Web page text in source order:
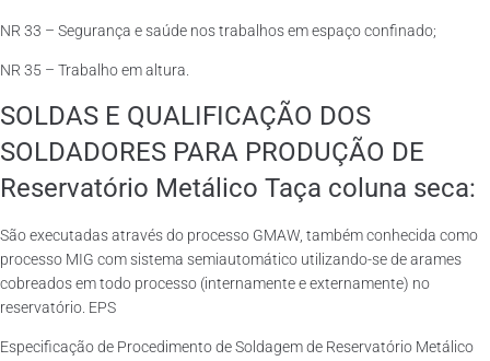
NR 33 – Segurança e saúde nos trabalhos em espaço confinado;
NR 35 – Trabalho em altura.
SOLDAS E QUALIFICAÇÃO DOS
SOLDADORES PARA PRODUÇÃO DE
Reservatório Metálico Taça coluna seca:
São executadas através do processo GMAW, também conhecida como
processo MIG com sistema semiautomático utilizando-se de arames
cobreados em todo processo (internamente e externamente) no
reservatório. EPS
Especificação de Procedimento de Soldagem de Reservatório Metálico